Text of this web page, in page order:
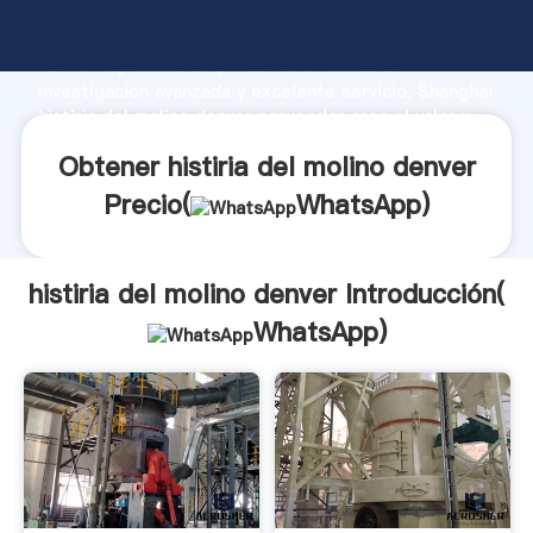
fuerte capacidad de producción, fuerza de
histiria del molino denver proveedor crea el valor y
Obtener histiria del molino denver
Precio(
WhatsApp)
histiria del molino denver Introducción(
WhatsApp)